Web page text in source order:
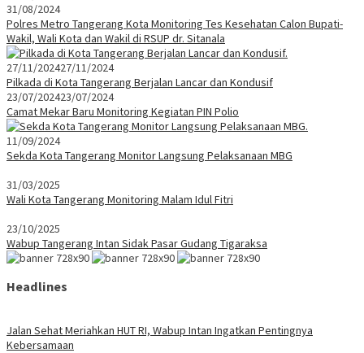
31/08/2024
Polres Metro Tangerang Kota Monitoring Tes Kesehatan Calon Bupati-
Wakil, Wali Kota dan Wakil di RSUP dr. Sitanala
27/11/202427/11/2024
Pilkada di Kota Tangerang Berjalan Lancar dan Kondusif
23/07/202423/07/2024
Camat Mekar Baru Monitoring Kegiatan PIN Polio
11/09/2024
Sekda Kota Tangerang Monitor Langsung Pelaksanaan MBG
31/03/2025
Wali Kota Tangerang Monitoring Malam Idul Fitri
23/10/2025
Wabup Tangerang Intan Sidak Pasar Gudang Tigaraksa
Headlines
Jalan Sehat Meriahkan HUT RI, Wabup Intan Ingatkan Pentingnya
Kebersamaan